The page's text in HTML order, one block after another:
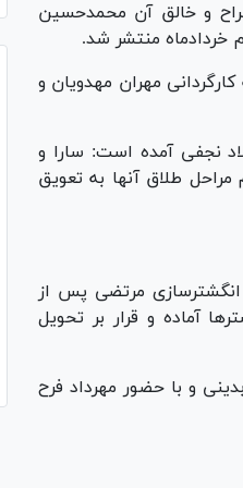
و خالق آن محمدحسین
خردادماه منتشر شد.
با انتشار ۲ اپیزود «توافق» به کارگردانی مهران مهدویان و
نجفی آمده است: سارا و
طلاق آنها به تعویق
انگشترسازی مرتضی پس از
آماده و قرار بر تحویل
و با حضور مهرداد فرح